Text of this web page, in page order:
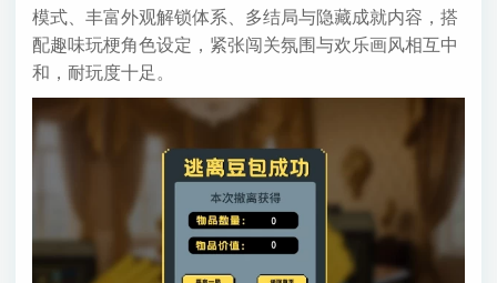
模式、丰富外观解锁体系、多结局与隐藏成就内容，搭
配趣味玩梗角色设定，紧张闯关氛围与欢乐画风相互中
和，耐玩度十足。